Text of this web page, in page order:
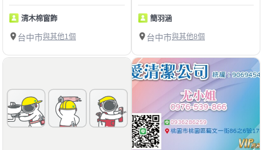
清木棉窗飾
台中市與其他1個
簡羽涵
台中市與其他8個